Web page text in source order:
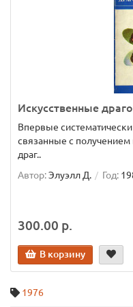
Искусственные
Впервые
связанные с
драг..
Автор:Элуэлл Д. Год:
300.00 р.
В корзину
1976